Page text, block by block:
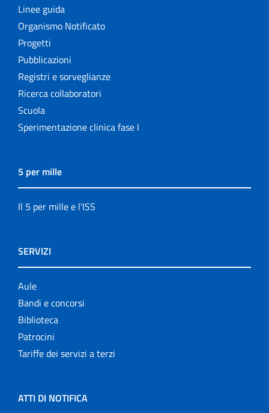
Linee guida
Organismo Notificato
Progetti
Pubblicazioni
Registri e sorveglianze
Ricerca collaboratori
Scuola
Sperimentazione clinica fase I
5 per mille
Il 5 per mille e l'ISS
SERVIZI
Aule
Bandi e concorsi
Biblioteca
Patrocini
Tariffe dei servizi a terzi
ATTI DI NOTIFICA